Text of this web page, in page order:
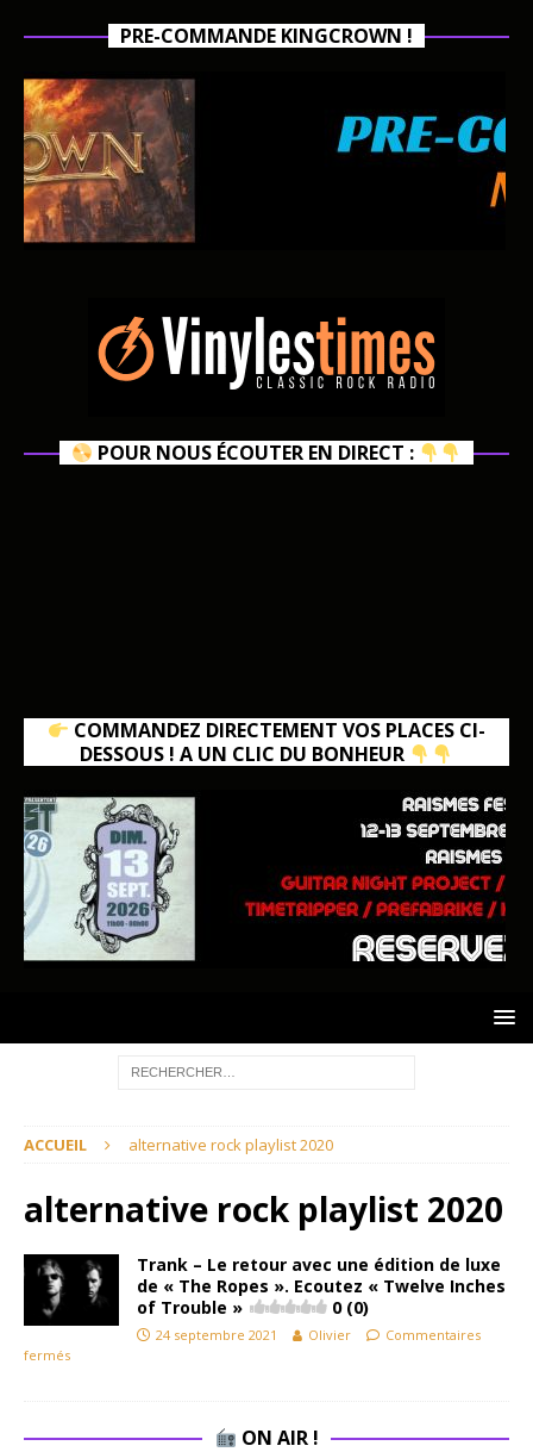
PRE-COMMANDE KINGCROWN !
POUR NOUS ÉCOUTER EN DIRECT :
COMMANDEZ DIRECTEMENT VOS PLACES CI-
DESSOUS ! A UN CLIC DU BONHEUR
ACCUEIL alternative rock playlist 2020
alternative rock playlist 2020
Trank – Le retour avec une édition de luxe
de « The Ropes ». Ecoutez « Twelve Inches
of Trouble »
0 (0)
24 septembre 2021 Olivier
Commentaires
fermés
ON AIR !